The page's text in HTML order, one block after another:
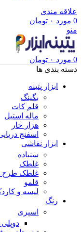
علاقه مندی
0 مورد ۰ تومان
منو
0 مورد ۰ تومان
دسته بندی ها
ابزار پتینه
بگینگ
قلم کات
ماله استیل
هزار خار
اسفنج
ابزار نقاشی
سنباده
غلطک
غلطک طرح
قلمو
لیسه و
رنگ
اسپری
دوپلی